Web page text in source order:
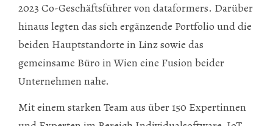
2023 Co-Geschäftsführer von dataformers. Darüber
hinaus legten das sich ergänzende Portfolio und die
beiden Hauptstandorte in Linz sowie das
gemeinsame Büro in Wien eine Fusion beider
Unternehmen nahe.
Mit einem starken Team aus über 150 Expertinnen